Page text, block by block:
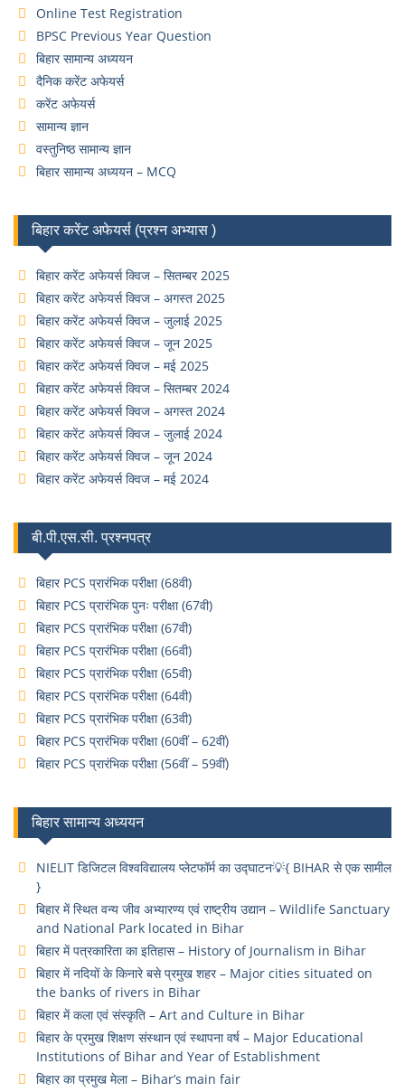
Online Test Registration
BPSC Previous Year Question
बिहार सामान्य अध्ययन
दैनिक करेंट अफेयर्स
करेंट अफेयर्स
सामान्य ज्ञान
वस्तुनिष्ठ सामान्य ज्ञान
बिहार सामान्य अध्ययन – MCQ
बिहार करेंट अफेयर्स (प्रश्न अभ्यास )
बिहार करेंट अफेयर्स क्विज – सितम्बर 2025
बिहार करेंट अफेयर्स क्विज – अगस्त 2025
बिहार करेंट अफेयर्स क्विज – जुलाई 2025
बिहार करेंट अफेयर्स क्विज – जून 2025
बिहार करेंट अफेयर्स क्विज – मई 2025
बिहार करेंट अफेयर्स क्विज – सितम्बर 2024
बिहार करेंट अफेयर्स क्विज – अगस्त 2024
बिहार करेंट अफेयर्स क्विज – जुलाई 2024
बिहार करेंट अफेयर्स क्विज – जून 2024
बिहार करेंट अफेयर्स क्विज – मई 2024
बी.पी.एस.सी. प्रश्नपत्र
बिहार PCS प्रारंभिक परीक्षा (68वी)
बिहार PCS प्रारंभिक पुनः परीक्षा (67वी)
बिहार PCS प्रारंभिक परीक्षा (67वी)
बिहार PCS प्रारंभिक परीक्षा (66वी)
बिहार PCS प्रारंभिक परीक्षा (65वी)
बिहार PCS प्रारंभिक परीक्षा (64वी)
बिहार PCS प्रारंभिक परीक्षा (63वी)
बिहार PCS प्रारंभिक परीक्षा (60वीं – 62वीं)
बिहार PCS प्रारंभिक परीक्षा (56वीं – 59वीं)
बिहार सामान्य अध्ययन
NIELIT डिजिटल विश्वविद्यालय प्लेटफॉर्म का उद्घाटन💡{ BIHAR से एक सामील
}
बिहार में स्थित वन्य जीव अभ्यारण्य एवं राष्ट्रीय उद्यान – Wildlife Sanctuary
and National Park located in Bihar
बिहार में पत्रकारिता का इतिहास – History of Journalism in Bihar
बिहार में नदियों के किनारे बसे प्रमुख शहर – Major cities situated on
the banks of rivers in Bihar
बिहार में कला एवं संस्कृति – Art and Culture in Bihar
बिहार के प्रमुख शिक्षण संस्थान एवं स्थापना वर्ष – Major Educational
Institutions of Bihar and Year of Establishment
बिहार का प्रमुख मेला – Bihar’s main fair